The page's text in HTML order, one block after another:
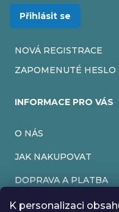
K personalizaci
Přihlásit se
NOVÁ REGISTRACE
ZAPOMENUTÉ HESLO
INFORMACE PRO VÁS
O NÁS
JAK NAKUPOVAT
DOPRAVA A PLATBA
OBCHODNÍ PODMÍNKY